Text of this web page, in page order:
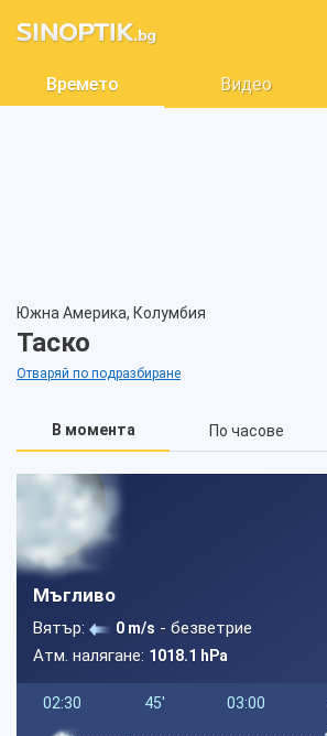
Времето Видео
Южна Америка, Колумбия
Таско
Отваряй по подразбиране
В момента По часове
Мъгливо
Вятър: 0 m/s - безветрие
Атм. налягане: 1018.1 hPa
02:30 45' 03:00